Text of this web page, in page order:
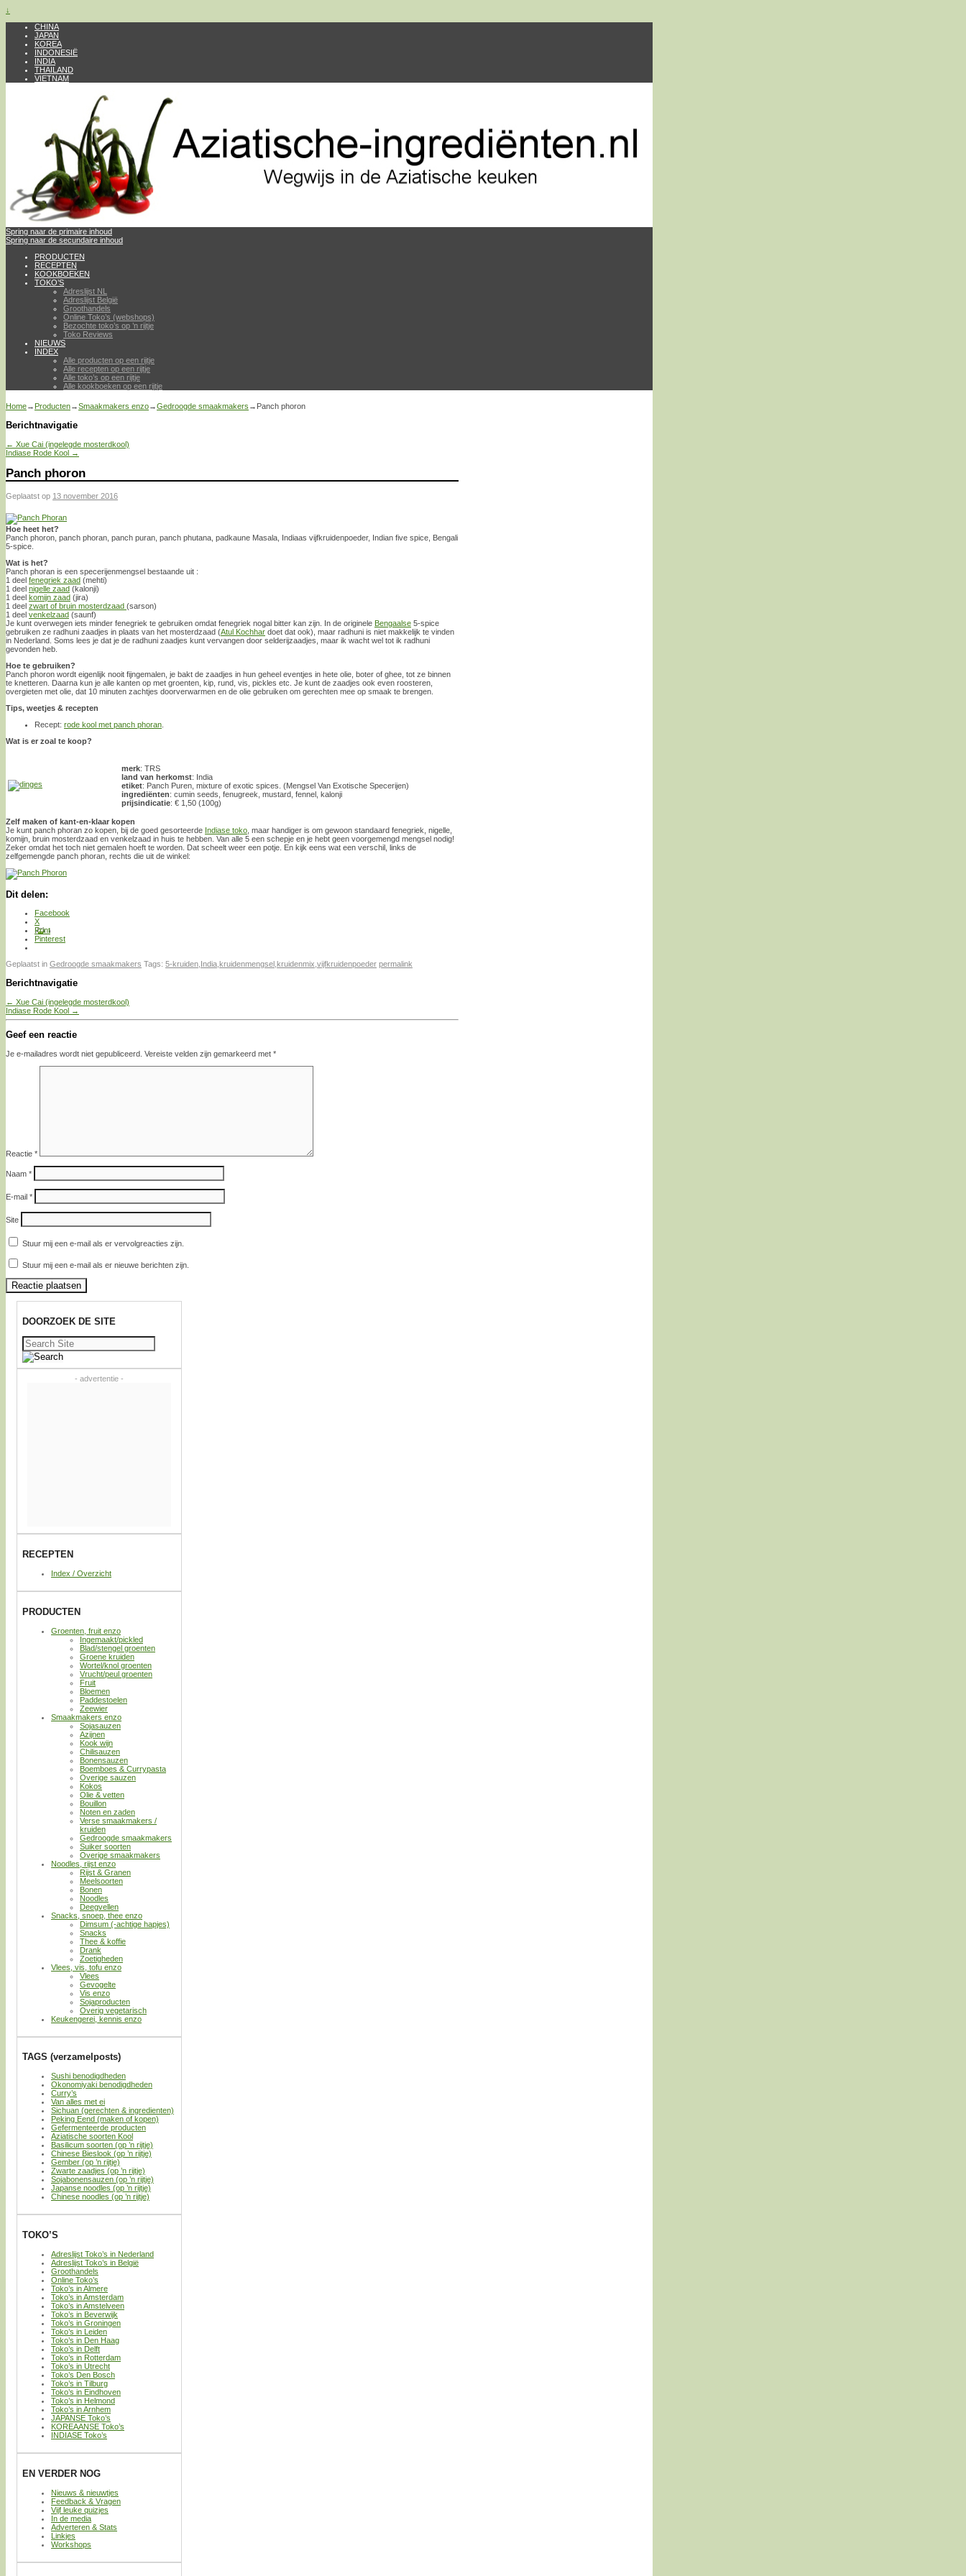
↓
CHINA
JAPAN
KOREA
INDONESIË
INDIA
THAILAND
VIETNAM
Spring naar de primaire inhoud
Spring naar de secundaire inhoud
PRODUCTEN
RECEPTEN
KOOKBOEKEN
TOKO’S
Adreslijst NL
Adreslijst België
Groothandels
Online Toko’s (webshops)
Bezochte toko’s op ’n rijtje
Toko Reviews
NIEUWS
INDEX
Alle producten op een rijtje
Alle recepten op een rijtje
Alle toko’s op een rijtje
Alle kookboeken op een rijtje
Home→ Producten→Smaakmakers enzo→Gedroogde smaakmakers → Panch phoron
Berichtnavigatie
← Xue Cai (ingelegde mosterdkool)
Indiase Rode Kool →
Panch phoron
Geplaatst op 13 november 2016
Hoe heet het?
Panch phoron, panch phoran, panch puran, panch phutana, padkaune Masala, Indiaas vijfkruidenpoeder, Indian five spice, Bengali
5-spice.
Wat is het?
Panch phoran is een specerijenmengsel bestaande uit :
1 deel fenegriek zaad (mehti)
1 deel nigelle zaad (kalonji)
1 deel komijn zaad (jira)
1 deel zwart of bruin mosterdzaad (sarson)
1 deel venkelzaad (saunf)
Je kunt overwegen iets minder fenegriek te gebruiken omdat fenegriek nogal bitter kan zijn. In de originele Bengaalse 5-spice
gebruiken ze radhuni zaadjes in plaats van het mosterdzaad (Atul Kochhar doet dat ook), maar radhuni is niet makkelijk te vinden
in Nederland. Soms lees je dat je de radhuni zaadjes kunt vervangen door selderijzaadjes, maar ik wacht wel tot ik radhuni
gevonden heb.
Hoe te gebruiken?
Panch phoron wordt eigenlijk nooit fijngemalen, je bakt de zaadjes in hun geheel eventjes in hete olie, boter of ghee, tot ze binnen
te knetteren. Daarna kun je alle kanten op met groenten, kip, rund, vis, pickles etc. Je kunt de zaadjes ook even roosteren,
overgieten met olie, dat 10 minuten zachtjes doorverwarmen en de olie gebruiken om gerechten mee op smaak te brengen.
Tips, weetjes & recepten
Recept: rode kool met panch phoran
Wat is er zoal te koop?
merk: TRS
land van herkomst: India
etiket: Panch Puren, mixture of exotic spices. (Mengsel Van Exotische Specerijen)
ingrediënten: cumin seeds, fenugreek, mustard, fennel, kalonji
prijsindicatie: € 1,50 (100g)
Zelf maken of kant-en-klaar kopen
Je kunt panch phoran zo kopen, bij de goed gesorteerde Indiase toko , maar handiger is om gewoon standaard fenegriek, nigelle,
komijn, bruin mosterdzaad en venkelzaad in huis te hebben. Van alle 5 een schepje en je hebt geen voorgemengd mengsel nodig!
Zeker omdat het toch niet gemalen hoeft te worden. Dat scheelt weer een potje. En kijk eens wat een verschil, links de
zelfgemengde panch phoran, rechts die uit de winkel:
Dit delen:
Facebook
X
Print
Pinterest
Geplaatst in Gedroogde smaakmakers Tags: 5-kruiden, India,kruidenmengsel ,kruidenmix,vijfkruidenpoeder permalink
Berichtnavigatie
← Xue Cai (ingelegde mosterdkool)
Indiase Rode Kool →
Geef een reactie
Je e-mailadres wordt niet gepubliceerd. Vereiste velden zijn gemarkeerd met *
Reactie *
Naam *
E-mail *
Site
Stuur mij een e-mail als er vervolgreacties zijn.
Stuur mij een e-mail als er nieuwe berichten zijn.
DOORZOEK DE SITE
Zoeken
naar:
- advertentie -
RECEPTEN
Index / Overzicht
PRODUCTEN
Groenten, fruit enzo
Ingemaakt/pickled
Blad/stengel groenten
Groene kruiden
Wortel/knol groenten
Vrucht/peul groenten
Fruit
Bloemen
Paddestoelen
Zeewier
Smaakmakers enzo
Sojasauzen
Azijnen
Kook wijn
Chilisauzen
Bonensauzen
Boemboes & Currypasta
Overige sauzen
Kokos
Olie & vetten
Bouillon
Noten en zaden
Verse smaakmakers /
kruiden
Gedroogde smaakmakers
Suiker soorten
Overige smaakmakers
Noodles, rijst enzo
Rijst & Granen
Meelsoorten
Bonen
Noodles
Deegvellen
Snacks, snoep, thee enzo
Dimsum (-achtige hapjes)
Snacks
Thee & koffie
Drank
Zoetigheden
Vlees, vis, tofu enzo
Vlees
Gevogelte
Vis enzo
Sojaproducten
Overig vegetarisch
Keukengerei, kennis enzo
TAGS (verzamelposts)
Sushi benodigdheden
Okonomiyaki benodigdheden
Curry’s
Van alles met ei
Sichuan (gerechten & ingredienten)
Peking Eend (maken of kopen)
Gefermenteerde producten
Aziatische soorten Kool
Basilicum soorten (op ’n rijtje)
Chinese Bieslook (op ’n rijtje)
Gember (op ’n rijtje)
Zwarte zaadjes (op ’n rijtje)
Sojabonensauzen (op ’n rijtje)
Japanse noodles (op ’n rijtje)
Chinese noodles (op ’n rijtje)
TOKO’S
Adreslijst Toko’s in Nederland
Adreslijst Toko’s in België
Groothandels
Online Toko’s
Toko’s in Almere
Toko’s in Amsterdam
Toko’s in Amstelveen
Toko’s in Beverwijk
Toko’s in Groningen
Toko’s in Leiden
Toko’s in Den Haag
Toko’s in Delft
Toko’s in Rotterdam
Toko’s in Utrecht
Toko’s Den Bosch
Toko’s in Tilburg
Toko’s in Eindhoven
Toko’s in Helmond
Toko’s in Arnhem
JAPANSE Toko’s
KOREAANSE Toko’s
INDIASE Toko’s
EN VERDER NOG
Nieuws & nieuwtjes
Feedback & Vragen
Vijf leuke quizjes
In de media
Adverteren & Stats
Linkjes
Workshops